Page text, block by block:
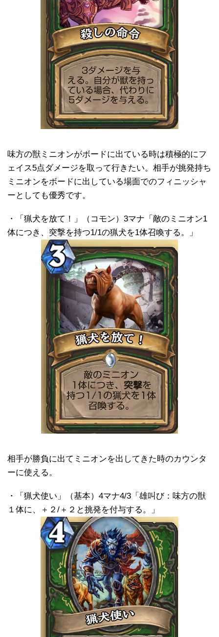
味方の獣ミニオンがボードに出ている時は積極的にフ
ェイス5点ダメージを取って行きたい。相手が挑発持ち
ミニオンをボードに出している場面でのフィニッシャ
ーとしても優秀です。
・「猟犬を放て！」（コモン）3マナ「敵のミニオン1
体につき、突撃を持つ1/1の猟犬を1体召喚する。」
相手が勝負に出てミニオンを出してきた時のカウンタ
ーに使える。
・「猟犬使い」（基本）4マナ4/3「雄叫び：味方の獣
１体に、＋２/＋２と挑発を付与する。」